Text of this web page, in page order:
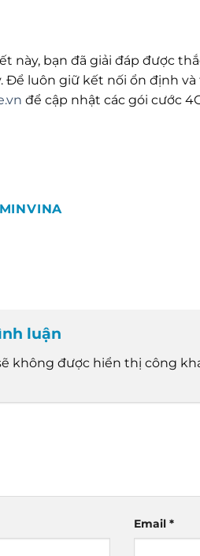
này, bạn đã giải đáp được
Để luôn giữ kết nối ổn định
để cập nhật các gói cước
luận
không được hiển thị công
Email*